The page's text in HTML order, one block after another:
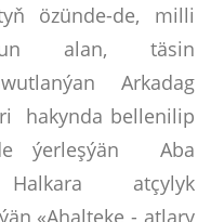
özünde-de, milli
alan, täsin
Arkadag
hakynda bellenilip
ýerleşýän Aba
atçylyk
«Ahalteke - atlary